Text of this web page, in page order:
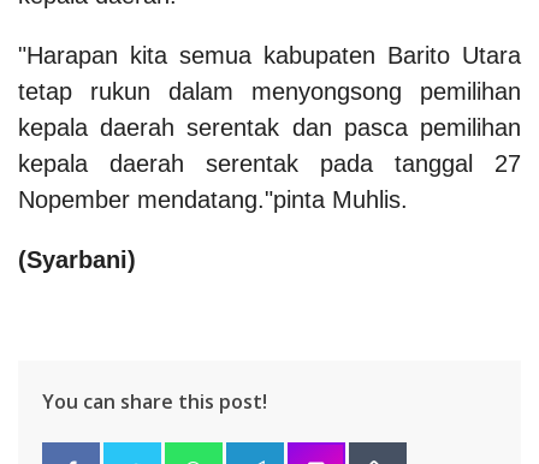
"Harapan kita semua kabupaten Barito Utara
tetap rukun dalam menyongsong pemilihan
kepala daerah serentak dan pasca pemilihan
kepala daerah serentak pada tanggal 27
Nopember mendatang."pinta Muhlis.
(Syarbani)
You can share this post!